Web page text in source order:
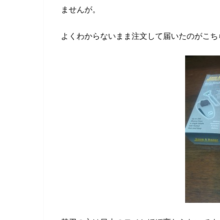
ませんが。
よくわからないまま注文して届いたのがこち